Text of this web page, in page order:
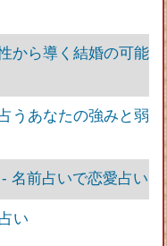
から導く結婚の可能
うあなたの強みと弱
名前占いで恋愛占い
い